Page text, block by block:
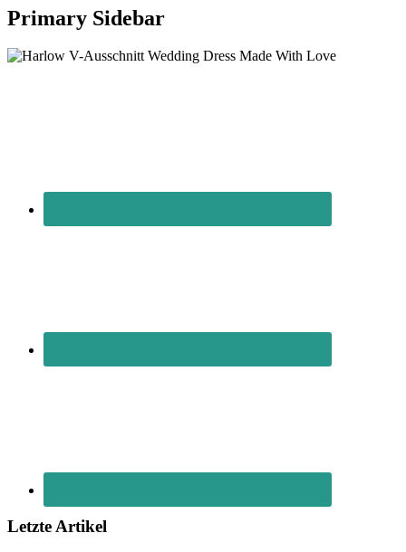
Primary Sidebar
Letzte Artikel